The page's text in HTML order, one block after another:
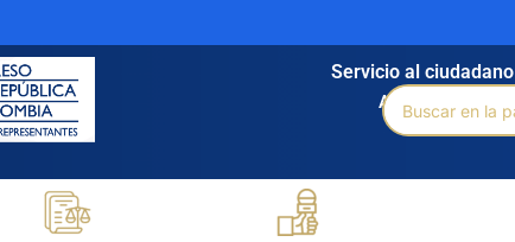
Agendamiento
Servicio al ciudadano
Buscar
por: